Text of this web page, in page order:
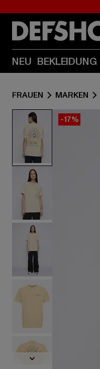
NEU BEKLEIDUNG
FRAUEN MARKEN
-17%